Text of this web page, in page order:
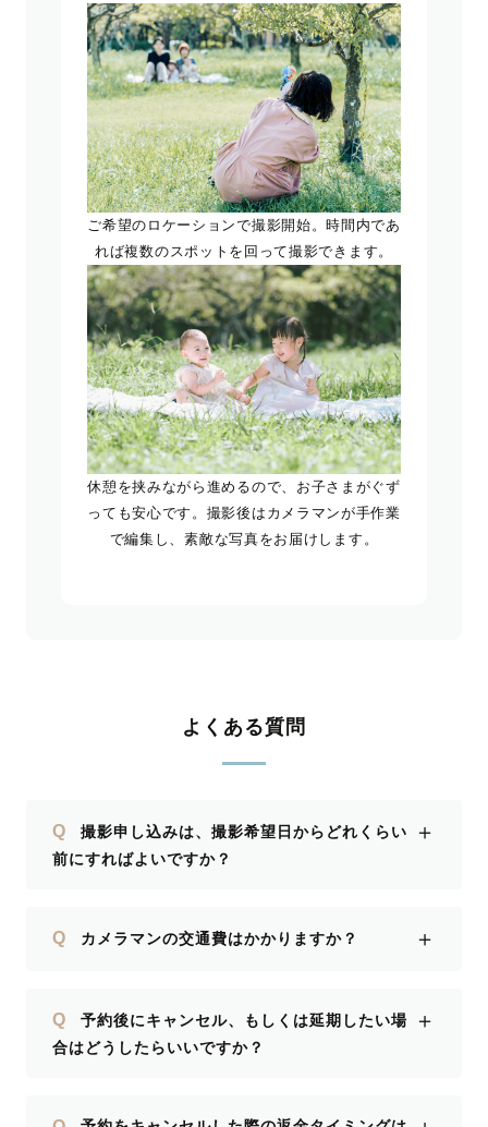
ご希望のロケーションで撮影開始。時間内であ
れば複数のスポットを回って撮影できます。
休憩を挟みながら進めるので、お子さまがぐず
っても安心です。撮影後はカメラマンが手作業
で編集し、素敵な写真をお届けします。
よくある質問
Q
撮影申し込みは、撮影希望日からどれくらい
前にすればよいですか？
＋
Q カメラマンの交通費はかかりますか？ ＋
Q
予約後にキャンセル、もしくは延期したい場
合はどうしたらいいですか？
＋